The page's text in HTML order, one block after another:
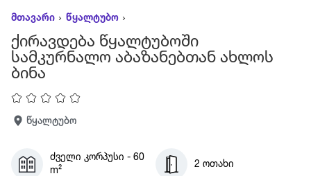
მთავარი წყალტუბო
ქირავდება წყალტუბოში
სამკურნალო აბაზანებთან ახლოს
ბინა
წყალტუბო
ძველი კორპუსი - 60
m²
2 ოთახი